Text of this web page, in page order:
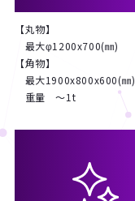
【丸物】
最大φ1200x700(㎜)
【角物】
最大1900x800x600(㎜)
重量 ～1t